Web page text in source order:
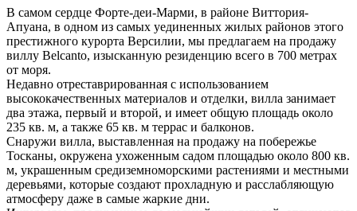
В самом сердце Форте-деи-Марми, в районе Виттория-
Апуана, в одном из самых уединенных жилых районов этого
престижного курорта Версилии, мы предлагаем на продажу
виллу Belcanto, изысканную резиденцию всего в 700 метрах
от моря.
Недавно отреставрированная с использованием
высококачественных материалов и отделки, вилла занимает
два этажа, первый и второй, и имеет общую площадь около
235 кв. м, а также 65 кв. м террас и балконов.
Снаружи вилла, выставленная на продажу на побережье
Тосканы, окружена ухоженным садом площадью около 800 кв.
м, украшенным средиземноморскими растениями и местными
деревьями, которые создают прохладную и расслабляющую
атмосферу даже в самые жаркие дни.